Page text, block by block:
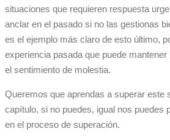
situaciones que requieren respuesta
anclar en el pasado si no las gestionas
es el ejemplo más claro de esto último,
experiencia pasada que puede
el sentimiento de molestia.
Queremos que aprendas a superar este
capítulo, si no puedes, igual nos puedes
en el proceso de superación.